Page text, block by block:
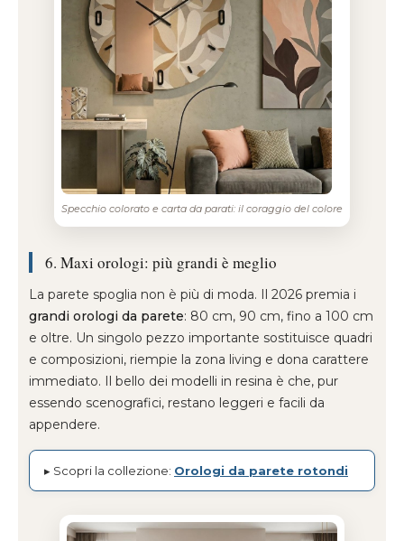
Specchio colorato e carta da parati: il coraggio del colore
6. Maxi orologi: più grandi è meglio
La parete spoglia non è più di moda. Il 2026 premia i
grandi orologi da parete: 80 cm, 90 cm, fino a 100 cm
e oltre. Un singolo pezzo importante sostituisce quadri
e composizioni, riempie la zona living e dona carattere
immediato. Il bello dei modelli in resina è che, pur
essendo scenografici, restano leggeri e facili da
appendere.
▸ Scopri la collezione: Orologi da parete rotondi